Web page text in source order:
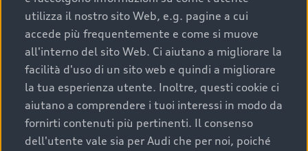
durata nel tempo;
cronologia dei tagliandi: una documentazione
completa della vettura certifica una manutenzione
costante e accurata;
condizioni della carrozzeria e degli interni: una
buona conservazione evidenzia cura e attenzione del
precedente proprietario;
utilizza il nostro sito Web, e.g. pagine a cui
accede più frequentemente e come si muove
all'interno del sito Web. Ci aiutano a migliorare la
facilità d'uso di un sito web e quindi a migliorare
la tua esperienza utente. Inoltre, questi cookie ci
aiutano a comprendere i tuoi interessi in modo da
fornirti contenuti più pertinenti. Il consenso
dell'utente vale sia per Audi che per noi, poiché